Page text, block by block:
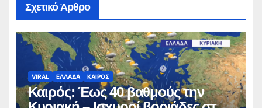
Σχετικό Άρθρο
VIRAL ΕΛΛΑΔΑ ΚΑΙΡΟΣ
Καιρός: Έως 40 βαθμούς την